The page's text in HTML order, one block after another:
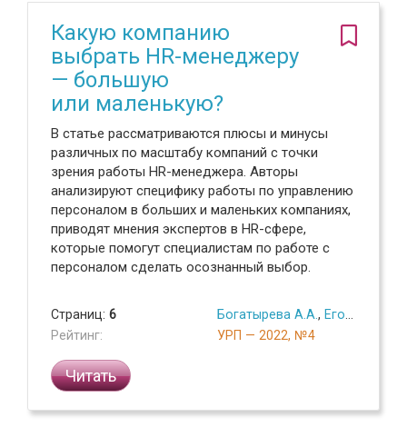
Какую компанию
выбрать HR-менеджеру
— большую
или маленькую?
В статье рассматриваются плюсы и минусы
различных по масштабу компаний с точки
зрения работы HR-менеджера. Авторы
анализируют специфику работы по управлению
персоналом в больших и маленьких компаниях,
приводят мнения экспертов в HR-сфере,
которые помогут специалистам по работе с
персоналом сделать осознанный выбор.
Страниц: 6
Рейтинг:
Богатырева А.А. , Егорова А.А.
УРП — 2022, №4
Читать